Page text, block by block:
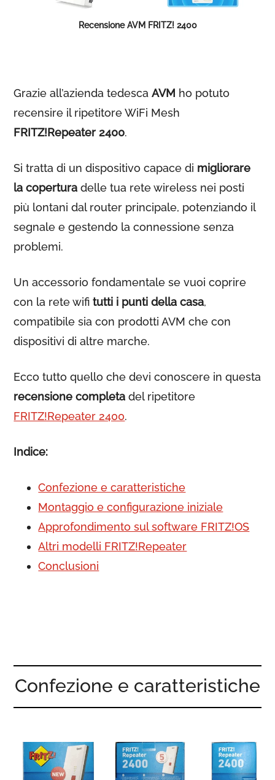
Recensione AVM FRITZ! 2400
Grazie all’azienda tedescaAVM ho potuto
recensire il ripetitore WiFi Mesh
FRITZ!Repeater 2400.
Si tratta di un dispositivo capace di migliorare
la copertura delle tua rete wireless nei posti
più lontani dal router principale, potenziando il
segnale e gestendo la connessione senza
problemi.
Un accessorio fondamentale se vuoi coprire
con la rete wifitutti i punti della casa,
compatibile sia con prodotti AVM che con
dispositivi di altre marche.
Ecco tutto quello che devi conoscere in questa
recensione completa del ripetitore
FRITZ!Repeater 2400.
Indice:
Confezione e caratteristiche
Montaggio e configurazione iniziale
Approfondimento sul software FRITZ!OS
Altri modelli FRITZ!Repeater
Conclusioni
Confezione e caratteristiche